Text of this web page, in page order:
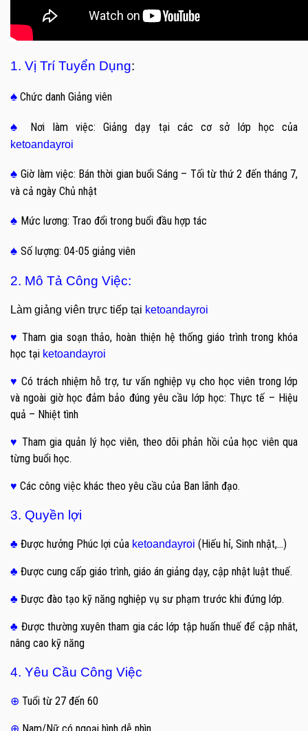
1. Vị Trí Tuyển Dụng:
♠ Chức danh Giảng viên
♠ Nơi làm việc: Giảng dạy tại các cơ sở lớp học của
ketoandayroi
♠Giờ làm việc: Bán thời gian buổi Sáng – Tối từ thứ 2 đến tháng 7,
và cả ngày Chủ nhật
♠ Mức lương: Trao đổi trong buổi đầu hợp tác
♠ Số lượng: 04-05 giảng viên
2. Mô Tả Công Việc:
Làm giảng viên trực tiếp tại ketoandayroi
♥ Tham gia soạn thảo, hoàn thiện hệ thống giáo trình trong khóa
học tại ketoandayroi
♥ Có trách nhiệm hỗ trợ, tư vấn nghiệp vụ cho học viên trong lớp
và ngoài giờ học đảm bảo đúng yêu cầu lớp học: Thực tế – Hiệu
quả – Nhiệt tình
♥ Tham gia quản lý học viên, theo dõi phản hồi của học viên qua
từng buổi học.
♥ Các công việc khác theo yêu cầu của Ban lãnh đạo.
3. Quyền lợi
♣ Được hưởng Phúc lợi của ketoandayroi (Hiếu hỉ, Sinh nhật,…)
♣ Được cung cấp giáo trình, giáo án giảng dạy, cập nhật luật thuế.
♣ Được đào tạo kỹ năng nghiệp vụ sư phạm trước khi đứng lớp.
♣ Được thường xuyên tham gia các lớp tập huấn thuế để cập nhât,
nâng cao kỹ năng
4. Yêu Cầu Công Việc
⊕ Tuổi từ 27 đến 60